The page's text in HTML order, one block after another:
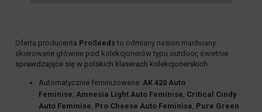
Oferta producenta ProSeeds to odmiany nasion marihuany
skierowane głównie pod kolekcjonerów typu outdoor, świetnie
sprawdzające się w polskich klaserach kolekcjonerskich.
Automatycznie feminizowane: AK 420 Auto
Feminise Amnesia Light Auto Feminise Critical Cindy
Auto Feminise Pro Cheese Auto Feminise Pure Green